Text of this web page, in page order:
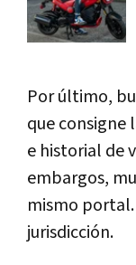
Por último,
que consigne
e historial de
embargos,
mismo
jurisdicción.